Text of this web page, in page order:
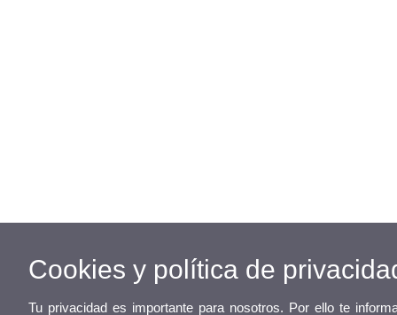
Cookies y política de
Tu privacidad es importante para nosotros. Por ello te